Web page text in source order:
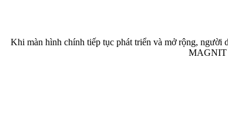
Khi màn hình chính tiếp tục phát triển và mở rộng, người
MAGNIT